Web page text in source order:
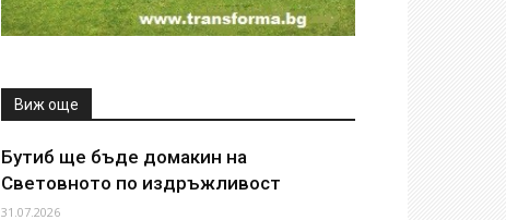
Виж още
Бутиб ще бъде домакин на
Световното по издръжливост
31.07.2026